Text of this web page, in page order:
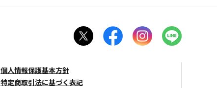
個人情報保護基本方針
特定商取引法に基づく表記